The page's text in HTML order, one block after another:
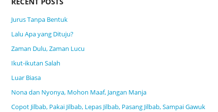
Jurus Tanpa Bentuk
Lalu Apa yang Dituju?
Zaman Dulu, Zaman Lucu
Ikut-ikutan Salah
Luar Biasa
Nona dan Nyonya, Mohon Maaf, Jangan Manja
Copot Jilbab, Pakai Jilbab, Lepas Jilbab, Pasang Jilbab, Sampai Gawuk